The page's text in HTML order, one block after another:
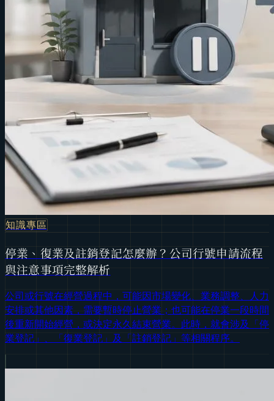
知識專區
停業、復業及註銷登記怎麼辦？公司行號申請流程
與注意事項完整解析
公司或行號在經營過程中，可能因市場變化、業務調整、人力
安排或其他因素，需要暫時停止營業；也可能在停業一段時間
後重新開始經營，或決定永久結束營業。此時，就會涉及「停
業登記」、「復業登記」及「註銷登記」等相關程序。